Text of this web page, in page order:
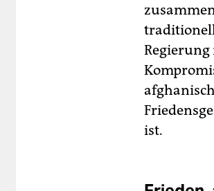
Regierung
ist.